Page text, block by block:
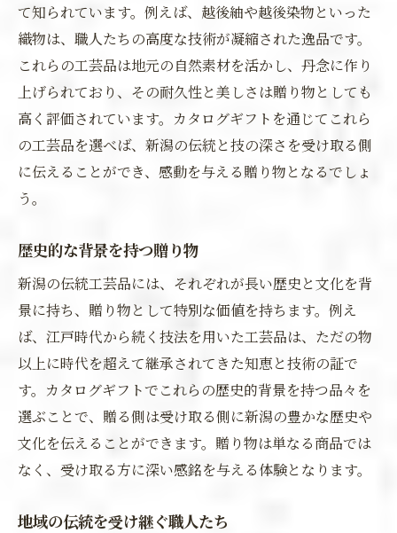
て知られています。例えば、越後紬や越後染物といった
織物は、職人たちの高度な技術が凝縮された逸品です。
これらの工芸品は地元の自然素材を活かし、丹念に作り
上げられており、その耐久性と美しさは贈り物としても
高く評価されています。カタログギフトを通じてこれら
の工芸品を選べば、新潟の伝統と技の深さを受け取る側
に伝えることができ、感動を与える贈り物となるでしょ
う。
歴史的な背景を持つ贈り物
新潟の伝統工芸品には、それぞれが長い歴史と文化を背
景に持ち、贈り物として特別な価値を持ちます。例え
ば、江戸時代から続く技法を用いた工芸品は、ただの物
以上に時代を超えて継承されてきた知恵と技術の証で
す。カタログギフトでこれらの歴史的背景を持つ品々を
選ぶことで、贈る側は受け取る側に新潟の豊かな歴史や
文化を伝えることができます。贈り物は単なる商品では
なく、受け取る方に深い感銘を与える体験となります。
地域の伝統を受け継ぐ職人たち